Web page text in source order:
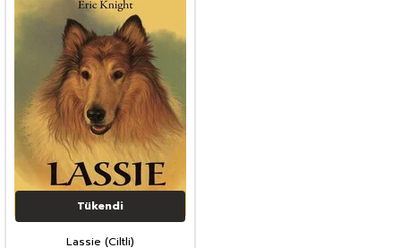
Tükendi
Lassie (Ciltli)